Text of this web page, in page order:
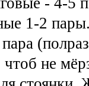
1-2
не